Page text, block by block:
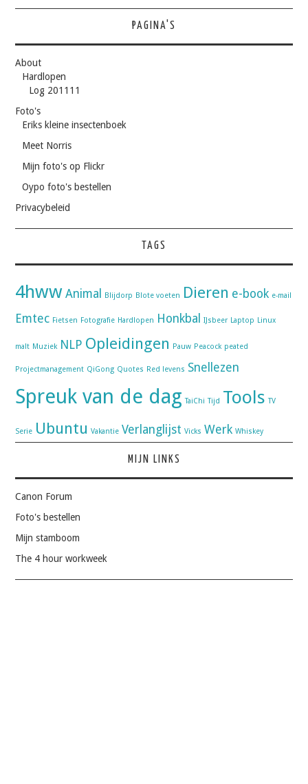
PAGINA'S
About
Hardlopen
Log 201111
Foto's
Eriks kleine insectenboek
Meet Norris
Mijn foto's op Flickr
Oypo foto's bestellen
Privacybeleid
TAGS
4hww Animal Blijdorp Blote voeten Dieren e-book e-mail
Emtec Fietsen Fotografie Hardlopen Honkbal IJsbeer Laptop Linux
malt Muziek NLP Opleidingen Pauw Peacock peated
Projectmanagement QiGong Quotes Red levens Snellezen
Spreuk van de dag TaiChi Tijd Tools TV
Serie Ubuntu Vakantie Verlanglijst Vicks Werk Whiskey
MIJN LINKS
Canon Forum
Foto's bestellen
Mijn stamboom
The 4 hour workweek